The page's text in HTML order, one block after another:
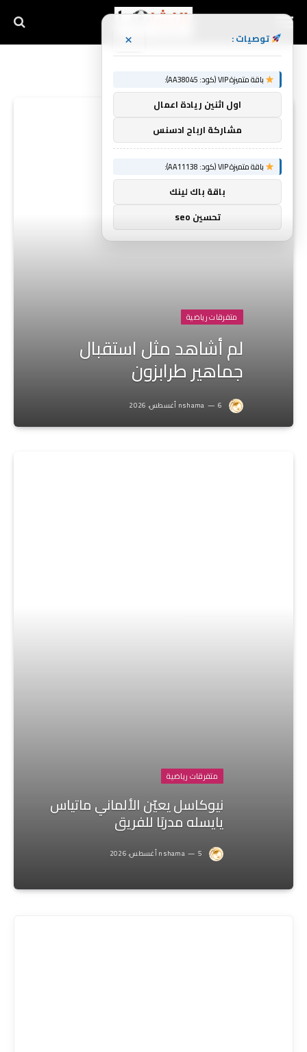
متفرقات رياضية
لم أشاهد مثل استقبال
جماهير طرابزون
nshama 6 أغسطس، 2026
متفرقات رياضية
نيوكاسل يعيّن الألماني ماتياس
يايسله مدربًا للفريق
nshama 5 أغسطس، 2026
توصيات : ×
باقة متميزة VIP (كود: AA38045):
اول اثنين ريادة اعمال
مشاركة ارباح ادسنس
باقة متميزة VIP (كود: AA11138):
باقة باك لينك
تحسين seo